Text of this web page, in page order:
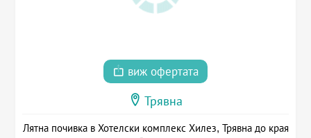
виж офертата
Трявна
Лятна почивка в Хотелски комплекс Хилез, Трявна до края